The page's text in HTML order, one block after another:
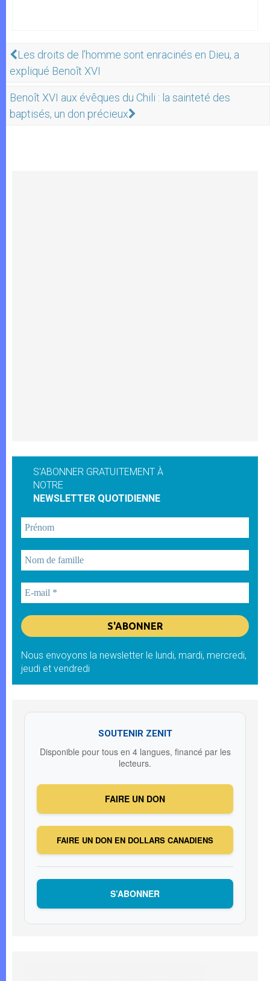
Les droits de l’homme sont enracinés en Dieu, a
expliqué Benoît XVI
Benoît XVI aux évêques du Chili : la sainteté des
baptisés, un don précieux
S'ABONNER GRATUITEMENT À
NOTRE
NEWSLETTER QUOTIDIENNE
Nous envoyons la newsletter le lundi, mardi, mercredi,
jeudi et vendredi
SOUTENIR ZENIT
Disponible pour tous en 4 langues, financé par les
lecteurs.
FAIRE UN DON
FAIRE UN DON EN DOLLARS CANADIENS
S’ABONNER